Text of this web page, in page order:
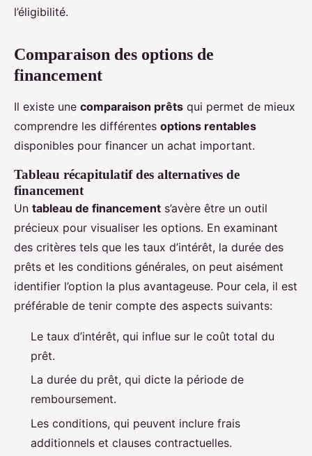
l’éligibilité.
Comparaison des options de
financement
Il existe une comparaison prêts qui permet de mieux
comprendre les différentes options rentables
disponibles pour financer un achat important.
Tableau récapitulatif des alternatives de
financement
Un tableau de financement s’avère être un outil
précieux pour visualiser les options. En examinant
des critères tels que les taux d’intérêt, la durée des
prêts et les conditions générales, on peut aisément
identifier l’option la plus avantageuse. Pour cela, il est
préférable de tenir compte des aspects suivants:
Le taux d’intérêt, qui influe sur le coût total du
prêt.
La durée du prêt, qui dicte la période de
remboursement.
Les conditions, qui peuvent inclure frais
additionnels et clauses contractuelles.